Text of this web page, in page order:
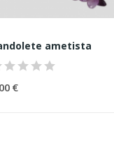
ametista
€